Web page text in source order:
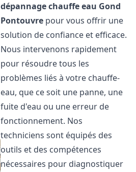
dépannage chauffe eau Gond
Pontouvre pour vous offrir une
solution de confiance et efficace.
Nous intervenons rapidement
pour résoudre tous les
problèmes liés à votre chauffe-
eau, que ce soit une panne, une
fuite d'eau ou une erreur de
fonctionnement. Nos
techniciens sont équipés des
outils et des compétences
nécessaires pour diagnostiquer